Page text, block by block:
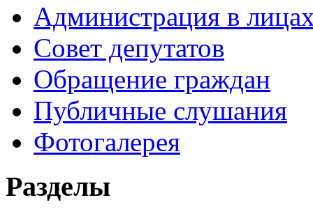
Администрация в
Совет депутатов
Обращение граждан
Публичные слушания
Фотогалерея
Разделы